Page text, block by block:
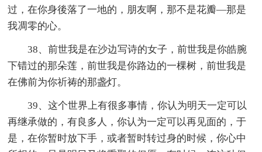
过，在你身後落了一地的，朋友啊，那不是花瓣―那是
我凋零的心。
38、前世我是在沙边写诗的女子，前世我是你皓腕
下错过的那朵莲，前世我是你路边的一棵树，前世我是
在佛前为你祈祷的那盏灯。
39、这个世界上有很多事情，你认为明天一定可以
再继承做的，有良多人，你认为一定可以再见面的，于
是，在你暂时放下手，或者暂时转过身的时候，你心中